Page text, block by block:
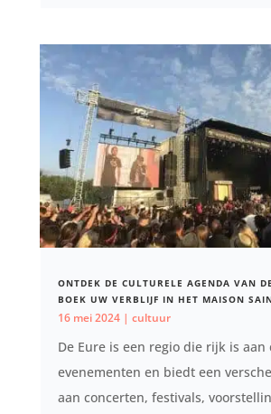
ONTDEK DE CULTURELE AGENDA VAN
BOEK UW VERBLIJF IN HET MAISON
16 mei 2024| cultuur
De Eure is een regio die rijk is
evenementen en biedt een
aan concerten, festivals,